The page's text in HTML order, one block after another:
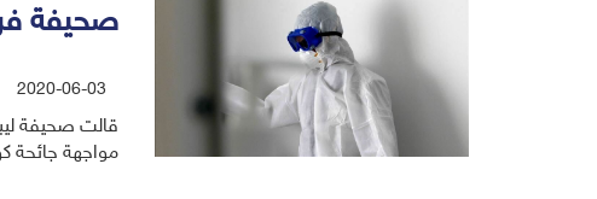
صحيفة
2020-06-03
قالت صحيفة
مواجهة جائحة